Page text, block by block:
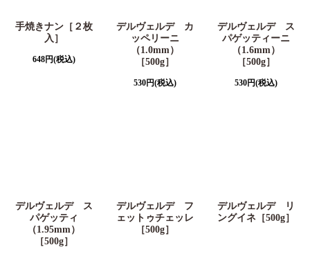
手焼きナン［２枚
入］
648円(税込)
デルヴェルデ カ
ッペリーニ
（1.0mm）
［500g］
530円(税込)
デルヴェルデ ス
パゲッティーニ
（1.6mm）
［500g］
530円(税込)
デルヴェルデ ス
パゲッティ
（1.95mm）
［500g］
デルヴェルデ フ
ェットゥチェッレ
［500g］
デルヴェルデ リ
ングイネ［500g］